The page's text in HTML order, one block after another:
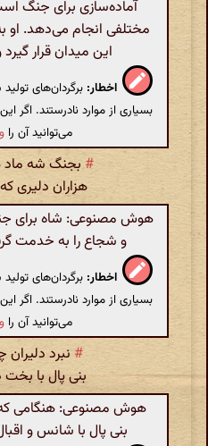
آماده‌سازی برای جنگ
مختلفی انجام می‌دهد. او
این میدان قرار
اخطار: برگردان‌های
بسیاری از موارد نادرستند. اگر
می‌توانید آن را
#بجنگ شه
هزاران دلیری
هوش مصنوعی: شاه برای
و شجاع را به خدمت
اخطار: برگردان‌های
بسیاری از موارد نادرستند. اگر
می‌توانید آن را
#نبرد
بنی پال با
هوش مصنوعی: هنگامی که
بنی پال با شانس و